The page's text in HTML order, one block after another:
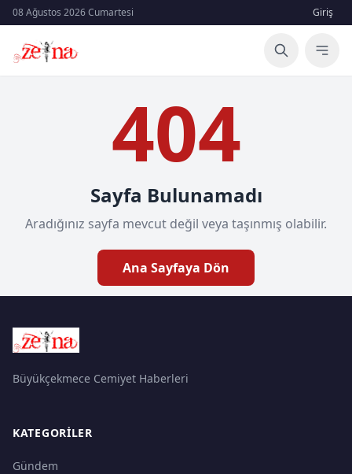
08 Ağustos 2026 Cumartesi Giriş
404
Sayfa Bulunamadı
Aradığınız sayfa mevcut değil veya taşınmış olabilir.
Ana Sayfaya Dön
Büyükçekmece Cemiyet Haberleri
KATEGORILER
Gündem